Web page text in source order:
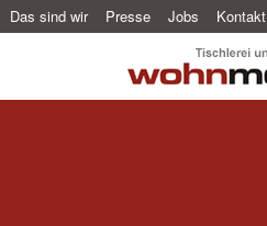
Das sind wir Presse Jobs Kontakt